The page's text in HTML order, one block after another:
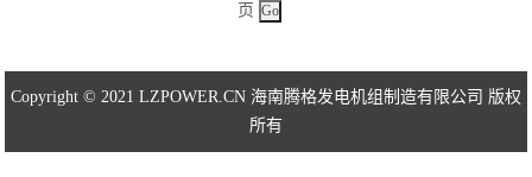
页
Copyright © 2021 LZPOWER.CN 海南腾格发电机组制造有限公司 版权
所有